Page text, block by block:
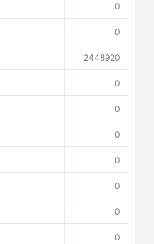
0
0
2448920
0
0
0
0
0
0
0